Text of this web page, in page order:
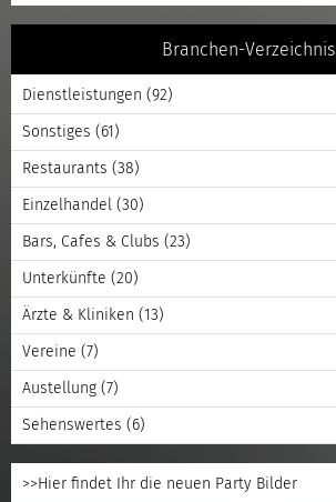
Branchen-Verzeichnis
Dienstleistungen (92)
Sonstiges (61)
Restaurants (38)
Einzelhandel (30)
Bars, Cafes & Clubs (23)
Unterkünfte (20)
Ärzte & Kliniken (13)
Vereine (7)
Austellung (7)
Sehenswertes (6)
>>Hier findet Ihr die neuen Party Bilder